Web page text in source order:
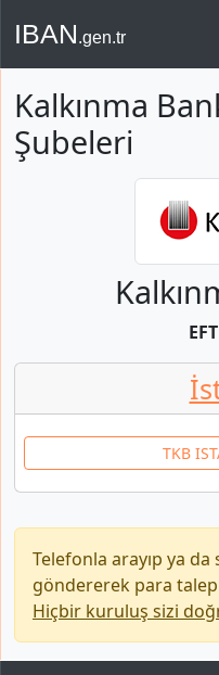
IBAN.gen.tr
Kalkınma
Şubeleri
TKB
Telefonla arayıp ya
göndererek para
Hiçbir kuruluş sizi